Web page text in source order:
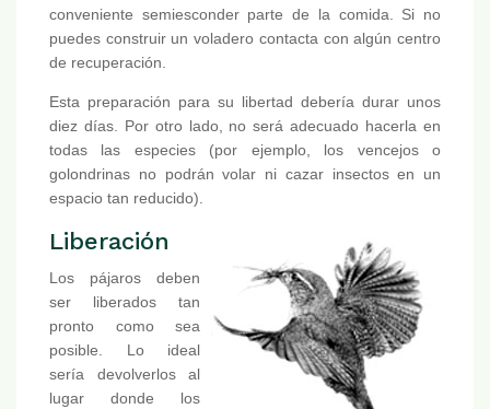
conveniente semiesconder parte de la comida. Si no
puedes construir un voladero contacta con algún centro
de recuperación.
Esta preparación para su libertad debería durar unos
diez días. Por otro lado, no será adecuado hacerla en
todas las especies (por ejemplo, los vencejos o
golondrinas no podrán volar ni cazar insectos en un
espacio tan reducido).
Liberación
Los pájaros deben
ser liberados tan
pronto como sea
posible. Lo ideal
sería devolverlos al
lugar donde los